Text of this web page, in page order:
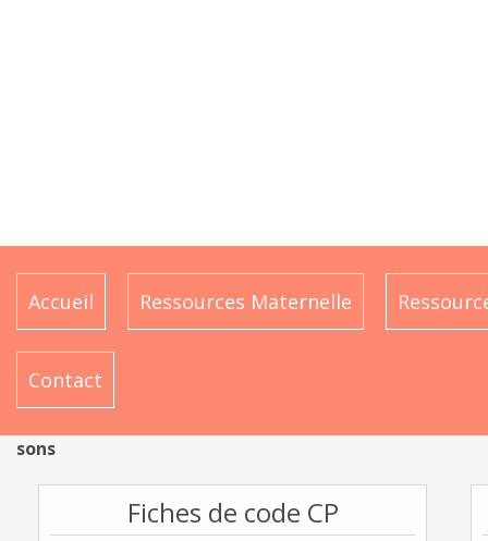
Accueil Ressources Maternelle
Contact
sons
Fiches de code CP